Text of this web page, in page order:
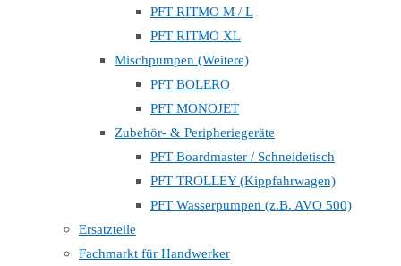
PFT RITMO M / L
PFT RITMO XL
Mischpumpen (Weitere)
PFT BOLERO
PFT MONOJET
Zubehör- & Peripheriegeräte
PFT Boardmaster / Schneidetisch
PFT TROLLEY (Kippfahrwagen)
PFT Wasserpumpen (z.B. AVO 500)
Ersatzteile
Fachmarkt für Handwerker